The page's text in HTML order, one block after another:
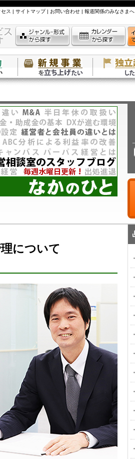
ス | サイトマップ| お問い合わせ | 報道関係のみなさまへ
について